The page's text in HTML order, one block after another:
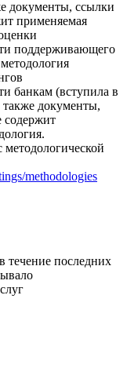
документы, ссылки
применяемая
поддерживающего
банкам (вступила в
также документы,
содержит
методологической
methodologies
последних